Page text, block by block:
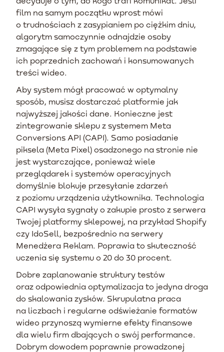
film na samym początku wprost mówi
o trudnościach z zasypianiem po ciężkim dniu,
algorytm samoczynnie odnajdzie osoby
zmagające się z tym problemem na podstawie
ich poprzednich zachowań i konsumowanych
treści wideo.
Aby system mógł pracować w optymalny
sposób, musisz dostarczać platformie jak
najwyższej jakości dane. Konieczne jest
zintegrowanie sklepu z systemem Meta
Conversions API (CAPI). Samo posiadanie
piksela (Meta Pixel) osadzonego na stronie nie
jest wystarczające, ponieważ wiele
przeglądarek i systemów operacyjnych
domyślnie blokuje przesyłanie zdarzeń
z poziomu urządzenia użytkownika. Technologia
CAPI wysyła sygnały o zakupie prosto z serwera
Twojej platformy sklepowej, na przykład Shopify
czy IdoSell, bezpośrednio na serwery
Menedżera Reklam. Poprawia to skuteczność
uczenia się systemu o 20 do 30 procent.
Dobre zaplanowanie struktury testów
oraz odpowiednia optymalizacja to jedyna droga
do skalowania zysków. Skrupulatna praca
na liczbach i regularne odświeżanie formatów
wideo przynoszą wymierne efekty finansowe
dla wielu firm dbających o swój performance.
Dobrym dowodem poprawnie prowadzonej